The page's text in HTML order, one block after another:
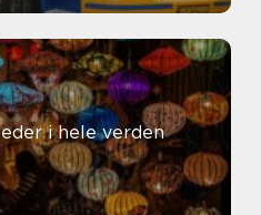
i hele verden